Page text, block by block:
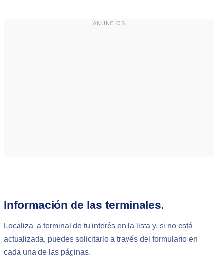
ANUNCIOS
Información de las terminales.
Localiza la terminal de tu interés en la lista y, si no está
actualizada, puedes solicitarlo a través del formulario en
cada una de las páginas.